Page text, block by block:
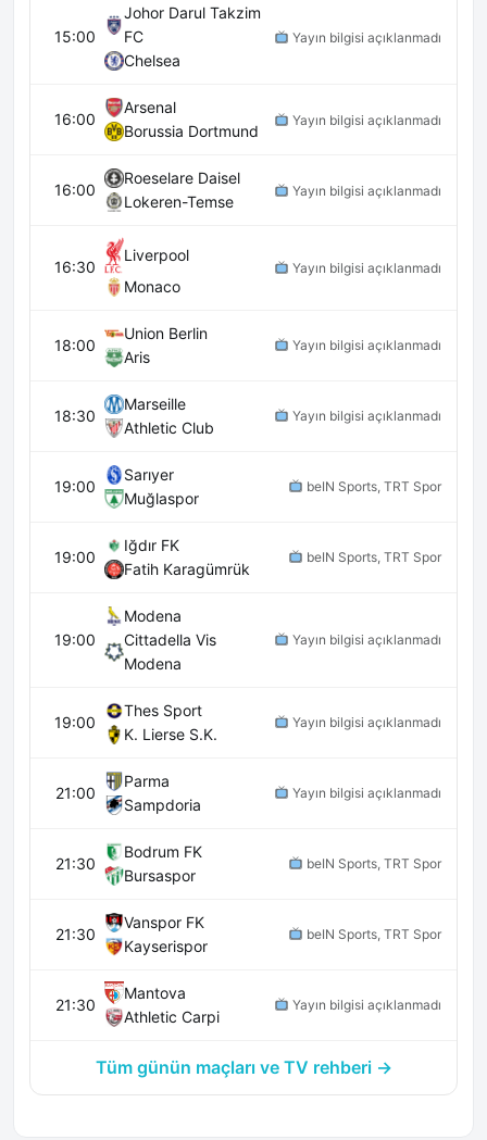
15:00
Johor Darul Takzim
FC
Chelsea
Yayın bilgisi açıklanmadı
16:00
Arsenal
Borussia Dortmund
Yayın bilgisi açıklanmadı
16:00
Roeselare Daisel
Lokeren-Temse
Yayın bilgisi açıklanmadı
16:30
Liverpool
Monaco
Yayın bilgisi açıklanmadı
18:00
Union Berlin
Aris
Yayın bilgisi açıklanmadı
18:30
Marseille
Athletic Club
Yayın bilgisi açıklanmadı
19:00
Sarıyer
Muğlaspor
beIN Sports, TRT Spor
19:00
Iğdır FK
Fatih Karagümrük
beIN Sports, TRT Spor
19:00
Modena
Cittadella Vis
Modena
Yayın bilgisi açıklanmadı
19:00
Thes Sport
K. Lierse S.K.
Yayın bilgisi açıklanmadı
21:00
Parma
Sampdoria
Yayın bilgisi açıklanmadı
21:30
Bodrum FK
Bursaspor
beIN Sports, TRT Spor
21:30
Vanspor FK
Kayserispor
beIN Sports, TRT Spor
21:30
Mantova
Athletic Carpi
Yayın bilgisi açıklanmadı
Tüm günün maçları ve TV rehberi →